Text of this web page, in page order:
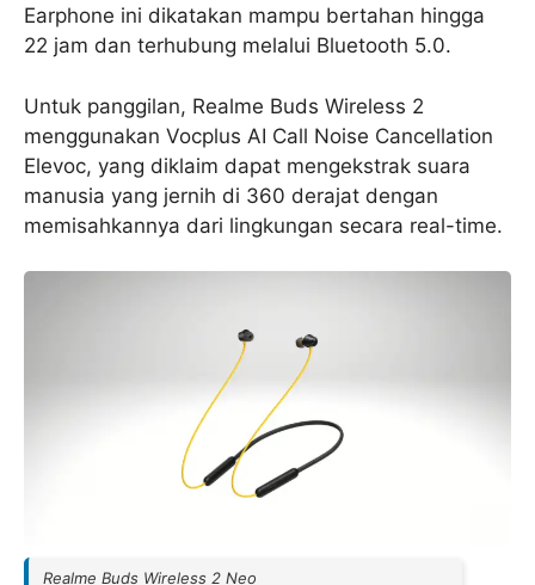
Earphone ini dikatakan mampu bertahan hingga
22 jam dan terhubung melalui Bluetooth 5.0.
Untuk panggilan, Realme Buds Wireless 2
menggunakan Vocplus AI Call Noise Cancellation
Elevoc, yang diklaim dapat mengekstrak suara
manusia yang jernih di 360 derajat dengan
memisahkannya dari lingkungan secara real-time.
Realme Buds Wireless 2 Neo